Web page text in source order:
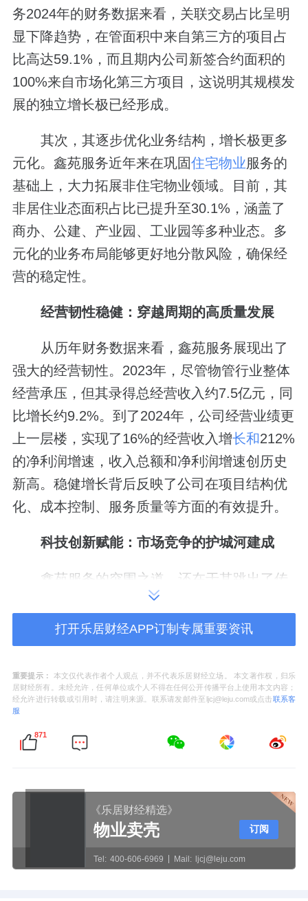
务2024年的财务数据来看，关联交易占比呈明
显下降趋势，在管面积中来自第三方的项目占
比高达59.1%，而且期内公司新签合约面积的
100%来自市场化第三方项目，这说明其规模发
展的独立增长极已经形成。
其次，其逐步优化业务结构，增长极更多
元化。鑫苑服务近年来在巩固住宅物业服务的
基础上，大力拓展非住宅物业领域。目前，其
非居住业态面积占比已提升至30.1%，涵盖了
商办、公建、产业园、工业园等多种业态。多
元化的业务布局能够更好地分散风险，确保经
营的稳定性。
经营韧性稳健：穿越周期的高质量发展
从历年财务数据来看，鑫苑服务展现出了
强大的经营韧性。2023年，尽管物管行业整体
经营承压，但其录得总经营收入约7.5亿元，同
比增长约9.2%。到了2024年，公司经营业绩更
上一层楼，实现了16%的经营收入增长和212%
的净利润增速，收入总额和净利润增速创历史
新高。稳健增长背后反映了公司在项目结构优
化、成本控制、服务质量等方面的有效提升。
科技创新赋能：市场竞争的护城河建成
鑫苑服务的突围之道，还在于其跳出了传
统物管思维，以“管理服务拼规模、多经增值建
生态、科技赋能论价值”的三条增长曲线牵引，
构建起“空间运营+场景服务+数字科技”的立体
生态。尤其在业务扩展过程中，科技赋能成为
不可忽视的核心竞争优势。2024年，其升级鑫
Meta平台来实现大物管新质生产力，加速重构
服务价值链：围绕租售服务、美居服务、零售
值收入同比提升76%，说明其以数据驱动打通
了社区“最后一公里”生活服务圈，成功开辟了
第二条高增长曲线。
打开乐居财经APP订制专属重要资讯
重要提示：
本文仅代表作者个人观点，并不代表乐居财经立场。 本文著作权，归乐
居财经所有。未经允许，任何单位或个人不得在任何公开传播平台上使用本文内容；
经允许进行转载或引用时，请注明来源。联系请发邮件至ljcj@leju.com或点击联系客
服
871
《乐居财经精选》
物业卖壳
Tel: 400-606-6969 Mail: ljcj@leju.com
订阅